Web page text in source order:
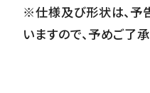
※仕様及び形状は、予
いますので、予めご了承